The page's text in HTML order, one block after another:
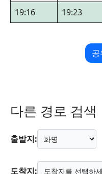
19:16
19:23
다른 경로 검색
출발지:
도착지: